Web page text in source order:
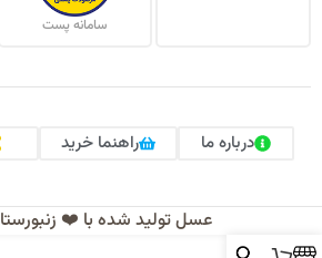
سامانه پست
درباره ما راهنما خرید
عسل تولید شده با ❤️